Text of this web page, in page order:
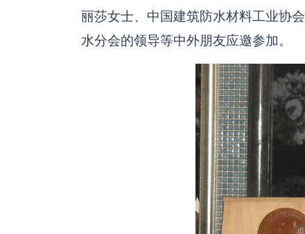
丽莎女士、中国建筑防水材料工业协
水分会的领导等中外朋友应邀参加。